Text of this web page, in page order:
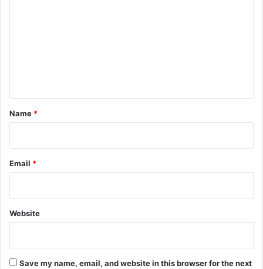
*
Name *
Email *
Website
Save my name, email, and website in this browser for the next